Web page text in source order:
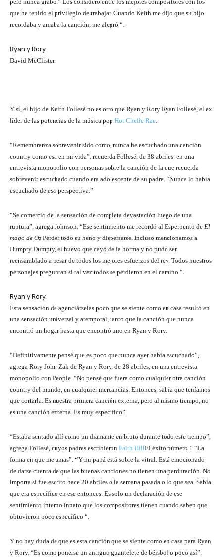
pero nunca grabó.” Los considero entre los mejores compositores con los
que he tenido el privilegio de trabajar. Cuando Keith me dijo que su hijo
recordaba y amaba la canción, me alegró “.
Ryan y Rory.
David McClister
Y sí, el hijo de Keith Follesé no es otro que Ryan y Rory Ryan Follesé, el ex
líder de las potencias de la música pop Hot Chelle Rae.
“Remembranza sobrevenir sido como, nunca he escuchado una canción
country como esa en mi vida”, recuerda Follesé, de 38 abriles, en una
entrevista monopolio con personas sobre la canción de la que recuerda
sobrevenir escuchado cuando era adolescente de su padre. “Nunca lo había
escuchado de eso perspectiva.”
“Se comercio de la sensación de completa devastación luego de una
ruptura”, agrega Johnson. “Ese sentimiento me recordó al Esperpento de El
mago de Oz Perder todo su heno y dispersarse. Incluso mencionamos a
Humpty Dumpty, el huevo que cayó de la horma y no pudo ser
reensamblado a pesar de todos los mejores esfuerzos del rey. Todos nuestros
personajes preguntan si tal vez todos se perdieron en el camino “.
Ryan y Rory.
Esta sensación de agenciárselas poco que se siente como en casa resultó en
una sensación universal y atemporal, tanto que la canción que nunca
encontró un hogar hasta que encontró uno en Ryan y Rory.
“Definitivamente pensé que es poco que nunca ayer había escuchado”,
agrega Rory John Zak de Ryan y Rory, de 28 abriles, en una entrevista
monopolio con People. “No pensé que fuera como cualquier otra canción
country del mundo, en cualquier mercancías. Entonces, sabía que teníamos
que cortarla. Es nuestra primera canción externa, pero al mismo tiempo, no
es una canción externa. Es muy específico”.
“Estaba sentado allí como un diamante en bruto durante todo este tiempo”,
agrega Follesé, cuyos padres escribieron Faith HillEl éxito número 1 “La
forma en que me amas”. “Y mi papá está sobre la vitral. Está emocionado
de darse cuenta de que las buenas canciones no tienen una perduración. No
importa si fue escrito hace 20 abriles o la semana pasada o lo que sea. Sabía
que era específico en ese entonces. Es solo un declaración de ese
sentimiento interno innato que los compositores tienen cuando saben que
obtuvieron poco específico “.
Y no hay duda de que es esta canción que se siente como en casa para Ryan
y Rory. “Es como ponerse un antiguo guantelete de béisbol o poco así”,